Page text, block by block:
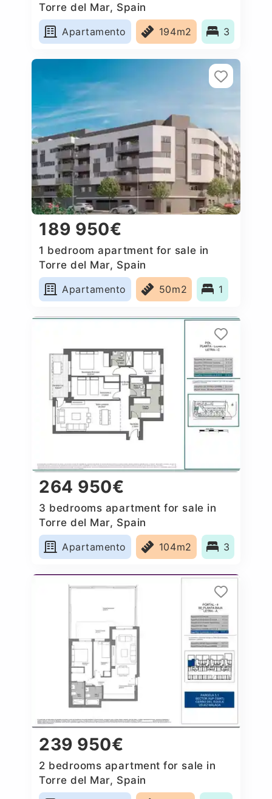
Torre del Mar, Spain
Apartamento
194m2 3
189 950€
1 bedroom apartment for sale in
Torre del Mar, Spain
Apartamento
50m2 1
264 950€
3 bedrooms apartment for sale in
Torre del Mar, Spain
Apartamento
104m2 3
239 950€
2 bedrooms apartment for sale in
Torre del Mar, Spain